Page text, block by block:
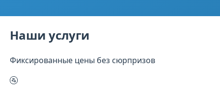
Наши услуги
Фиксированные цены без сюрпризов
🚰